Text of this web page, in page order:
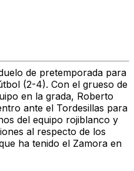
de pretemporada para
(2-4). Con el grueso de
en la grada, Roberto
ante el Tordesillas para
del equipo rojiblanco y
al respecto de los
ha tenido el Zamora en